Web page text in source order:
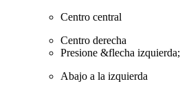
Centro central
Centro derecha
Presione &flecha izquierda;
Abajo a la izquierda